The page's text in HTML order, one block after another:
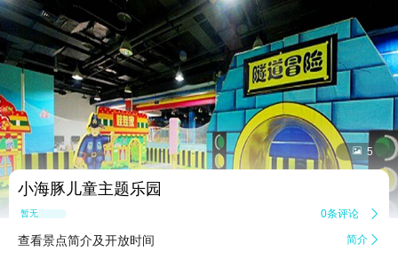
 5
小海豚儿童主题乐园
暂无点评 0条评论 
查看景点简介及开放时间 简介 
